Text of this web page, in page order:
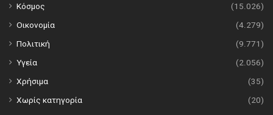
Κόσμος
(15.026)
Οικονομία
(4.279)
Πολιτική
(9.771)
Υγεία
(2.056)
Χρήσιμα
(35)
Χωρίς κατηγορία
(20)